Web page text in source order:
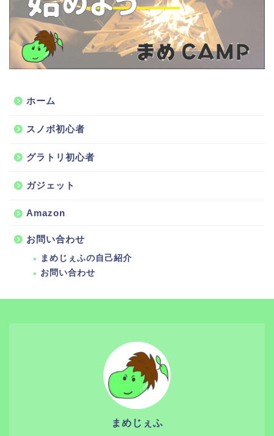
ホーム
スノボ初心者
グラトリ初心者
ガジェット
Amazon
お問い合わせ
まめじぇふの自己紹介
お問い合わせ
まめじぇふ